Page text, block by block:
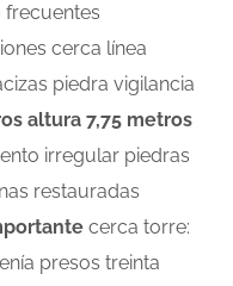
frecuentes
cerca línea
piedra vigilancia
altura 7,75 metros
irregular piedras
restauradas
cerca torre:
presos treinta